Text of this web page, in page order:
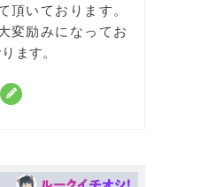
頂いております。
変励みになってお
ます。